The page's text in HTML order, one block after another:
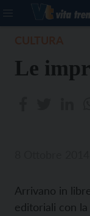
Le
Arrivano in
editoriali con